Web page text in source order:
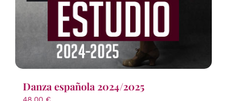
Danza española 2024/2025